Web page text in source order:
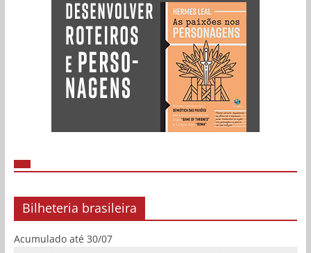
Bilheteria brasileira
Acumulado até 30/07